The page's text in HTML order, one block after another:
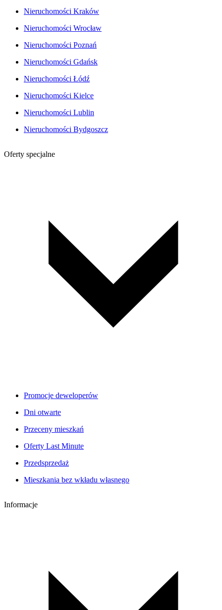
Nieruchomości Kraków
Nieruchomości Wrocław
Nieruchomości Poznań
Nieruchomości Gdańsk
Nieruchomości Łódź
Nieruchomości Kielce
Nieruchomości Lublin
Nieruchomości Bydgoszcz
Oferty specjalne
Promocje deweloperów
Dni otwarte
Przeceny mieszkań
Oferty Last Minute
Przedsprzedaż
Mieszkania bez wkładu własnego
Informacje